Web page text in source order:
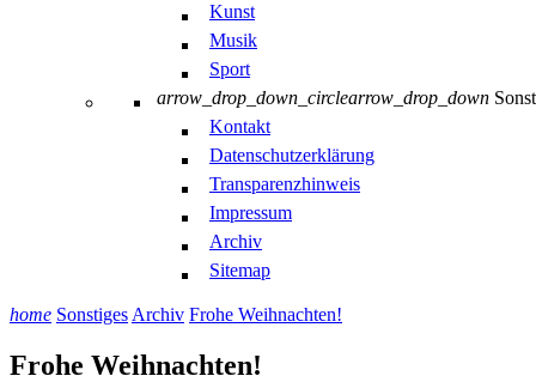
Kunst
Musik
Sport
arrow_drop_down_circlearrow_drop_down
Kontakt
Datenschutzerklärung
Transparenzhinweis
Impressum
Archiv
Sitemap
home Sonstiges Archiv Frohe Weihnachten!
Frohe Weihnachten!